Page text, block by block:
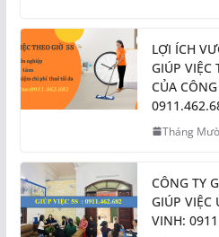
LỢI ÍCH
GIÚP VIỆC
CỦA
Tháng
CÔNG TY
GIÚP VIỆC
VINH: